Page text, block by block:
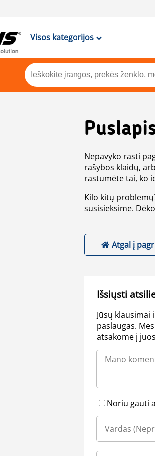
Visos kategorijos
Nepavyko rasti
rašybos klaidų,
rastumėte tai, ko
Kilo kitų
susisieksime.
Atgal į
Išsiųsti
Jūsų
paslaugas.
atsakome į
Noriu gauti